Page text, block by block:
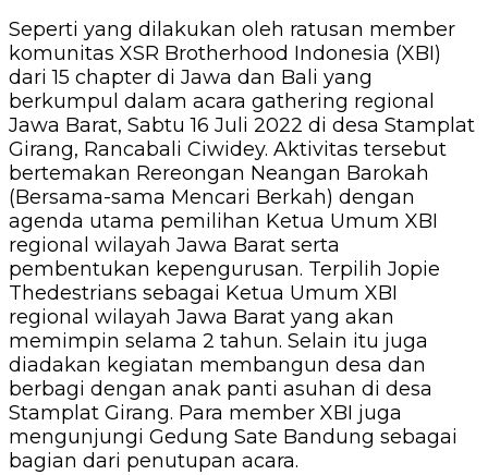
Seperti yang dilakukan oleh ratusan member
komunitas XSR Brotherhood Indonesia (XBI)
dari 15 chapter di Jawa dan Bali yang
berkumpul dalam acara gathering regional
Jawa Barat, Sabtu 16 Juli 2022 di desa Stamplat
Girang, Rancabali Ciwidey. Aktivitas tersebut
bertemakan Rereongan Neangan Barokah
(Bersama-sama Mencari Berkah) dengan
agenda utama pemilihan Ketua Umum XBI
regional wilayah Jawa Barat serta
pembentukan kepengurusan. Terpilih Jopie
Thedestrians sebagai Ketua Umum XBI
regional wilayah Jawa Barat yang akan
memimpin selama 2 tahun. Selain itu juga
diadakan kegiatan membangun desa dan
berbagi dengan anak panti asuhan di desa
Stamplat Girang. Para member XBI juga
mengunjungi Gedung Sate Bandung sebagai
bagian dari penutupan acara.